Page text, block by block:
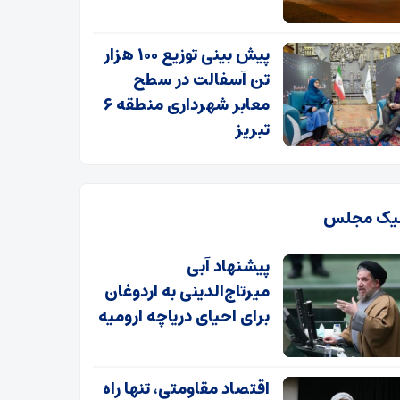
پیش بینی توزیع ۱۰۰ هزار
تن آسفالت در سطح
معابر شهرداری منطقه ۶
تبریز
مجلس
پیشنهاد آبی
میرتاج‌الدینی‌ به اردوغان
برای احیای دریاچه ارومیه
اقتصاد مقاومتی، تنها راه